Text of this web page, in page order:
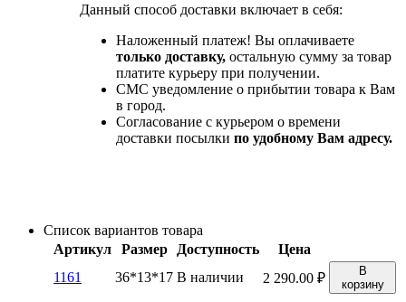
Данный способ доставки включает в себя:
Наложенный платеж! Вы оплачиваете
только доставку, остальную сумму за товар
платите курьеру при получении.
СМС уведомление о прибытии товара к Вам
в город.
Согласование с курьером о времени
доставки посылки по удобному Вам адресу.
Список вариантов товара
Артикул
Размер Доступность
Цена
1161
36*13*17 В наличии 2 290.00 ₽
В
корзину